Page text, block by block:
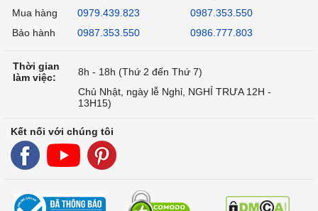
Mua hàng
0979.439.823
0987.353.550
Bảo hành
0987.353.550 0986.777.803
Thời gian
làm việc:
8h - 18h (Thứ 2 đến Thứ 7)
Chủ Nhật, ngày lễ Nghỉ, NGHỈ TRƯA 12H -
13H15)
Kết nối với chúng tôi